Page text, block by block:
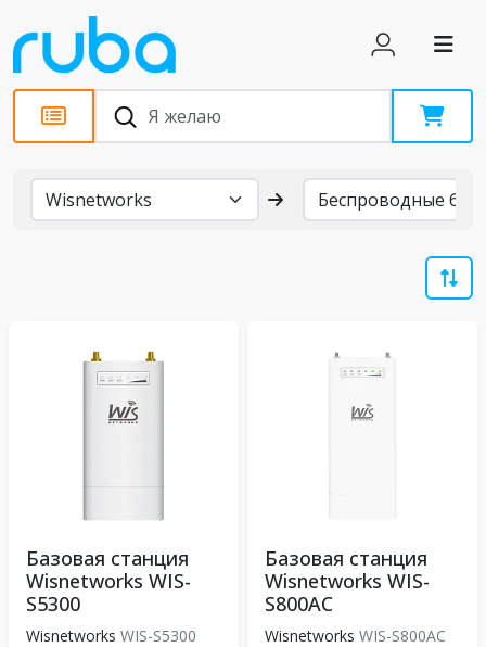
Бренды
Базовая станция
Wisnetworks WIS-
S5300
Wisnetworks WIS-S5300
Базовая станция
Wisnetworks WIS-
S800AC
Wisnetworks WIS-S800AC